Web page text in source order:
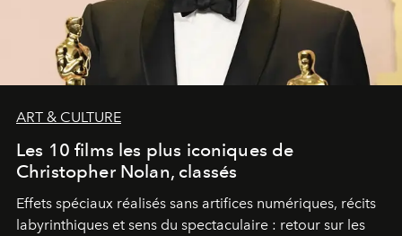
ART & CULTURE
Les 10 films les plus iconiques de
Christopher Nolan, classés
Effets spéciaux réalisés sans artifices numériques, récits
labyrinthiques et sens du spectaculaire : retour sur les